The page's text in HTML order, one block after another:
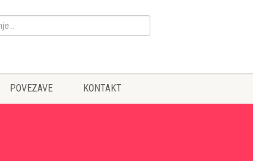
POVEZAVE KONTAKT